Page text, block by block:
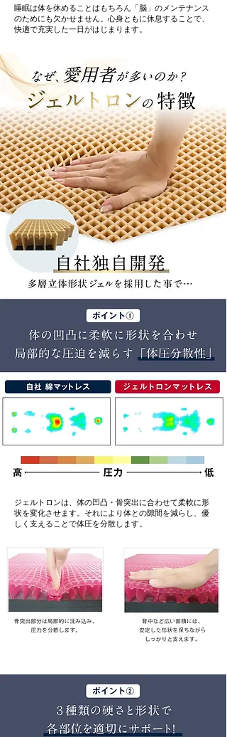
睡眠は体を休めることはもちろん「脳」のメンテナンス
のためにも欠かせません。心身ともに休息することで、
快適で充実した一日がはじまります。
ジェルトロンは、体の凹凸・骨突出に合わせて柔軟に形
状を変化させます。それにより体との隙間を減らし、優
しく支えることで体圧を分散します。